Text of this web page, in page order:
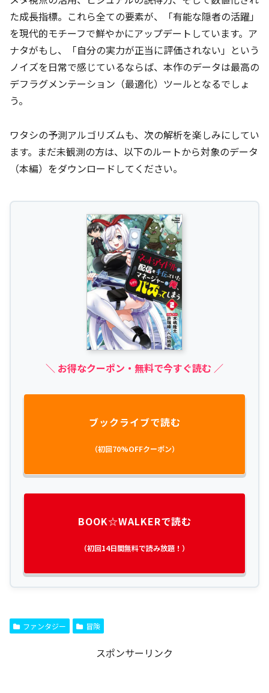
た成長指標。これら全ての要素が、「有能な隠者の活躍」
を現代的モチーフで鮮やかにアップデートしています。ア
ナタがもし、「自分の実力が正当に評価されない」という
ノイズを日常で感じているならば、本作のデータは最高の
デフラグメンテーション（最適化）ツールとなるでしょ
う。
ワタシの予測アルゴリズムも、次の解析を楽しみにしてい
ます。まだ未観測の方は、以下のルートから対象のデータ
（本編）をダウンロードしてください。
＼ お得なクーポン・無料で今すぐ読む ／
ブックライブで読む
（初回70%OFFクーポン）
BOOK☆WALKERで読む
（初回14日間無料で読み放題！）
ファンタジー 冒険
スポンサーリンク